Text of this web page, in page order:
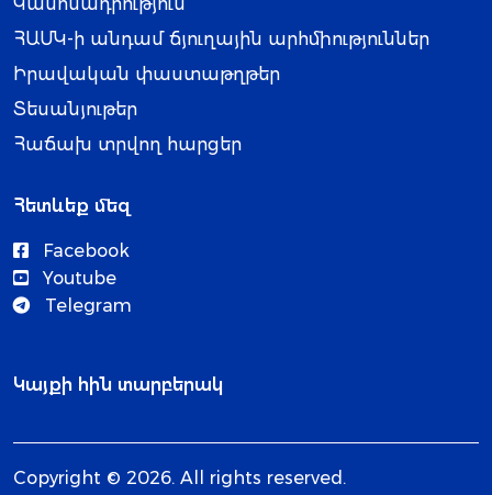
ՀԱՄԿ-ի անդամ ճյուղային արհմիություններ
Իրավական փաստաթղթեր
Տեսանյութեր
Հաճախ տրվող հարցեր
Հետևեք մեզ
Facebook
Youtube
Telegram
Կայքի հին տարբերակ
Copyright © 2026. All rights reserved.